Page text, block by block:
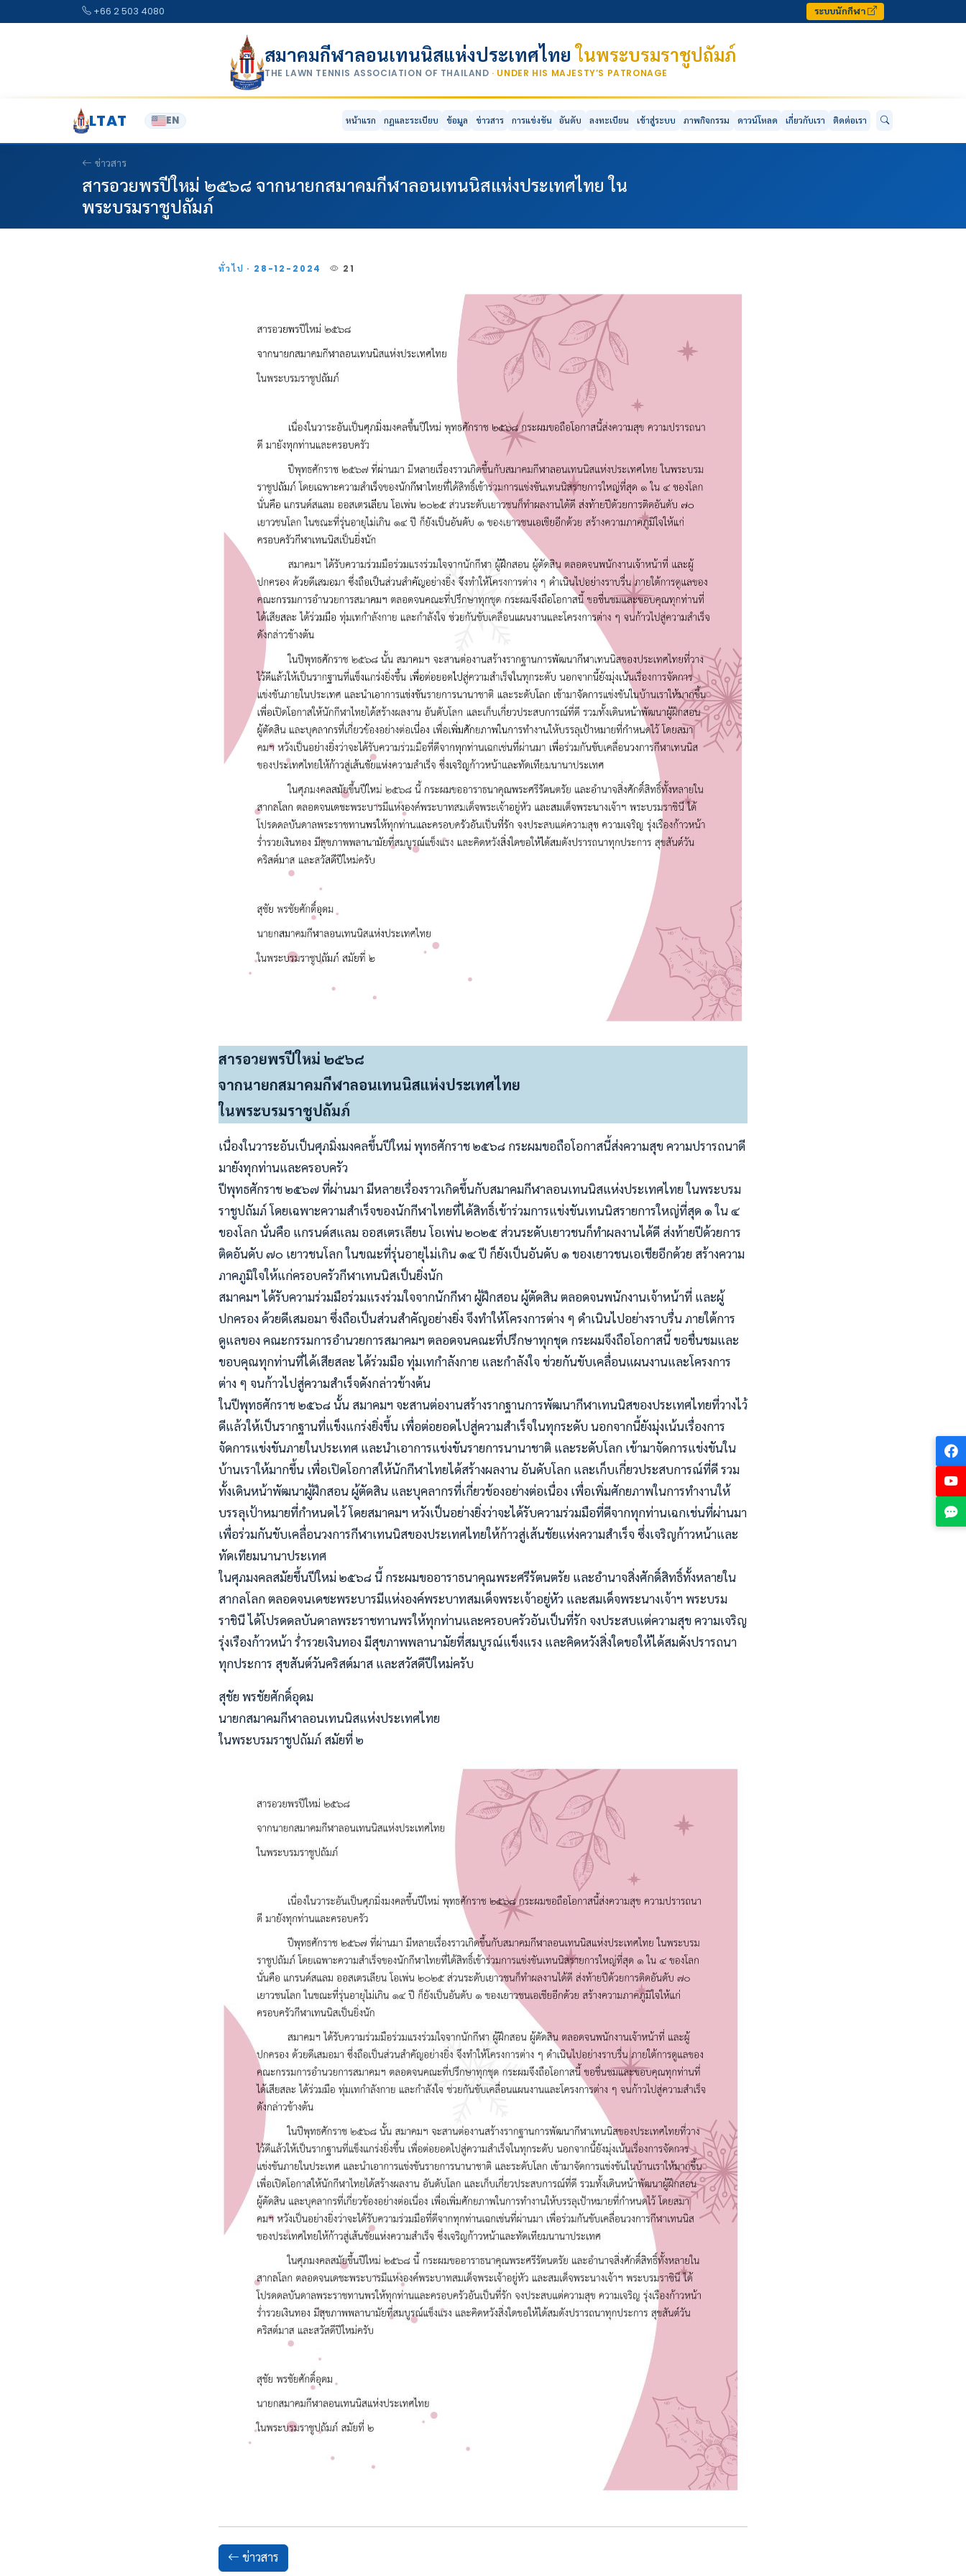
+66 2 503 4080 ระบบนักกีฬา
สมาคมกีฬาลอนเทนนิสแห่งประเทศไทยในพระบรมราชูปถัมภ์
THE LAWN TENNIS ASSOCIATION OF THAILAND · UNDER HIS MAJESTY’S PATRONAGE
LTAT EN หน้าแรก กฎและระเบียบ ข้อมูล ข่าวสาร การแข่งขัน อันดับ ลงทะเบียน เข้าสู่ระบบ ภาพกิจกรรม ดาวน์โหลด เกี่ยวกับเรา ติดต่อเรา
ข่าวสาร
สารอวยพรปีใหม่ ๒๕๖๘ จากนายกสมาคมกีฬาลอนเทนนิสแห่งประเทศไทย ใน
พระบรมราชูปถัมภ์
ทั่วไป · 28-12-2024 21
สารอวยพรปีใหม่ ๒๕๖๘
จากนายกสมาคมกีฬาลอนเทนนิสแห่งประเทศไทย
ในพระบรมราชูปถัมภ์
เนื่องในวาระอันเป็นศุภมิ่งมงคลขึ้นปีใหม่ พุทธศักราช ๒๕๖๘ กระผมขอถือโอกาสนี้ส่งความสุข ความปรารถนาดี
มายังทุกท่านและครอบครัว
ปีพุทธศักราช ๒๕๖๗ ที่ผ่านมา มีหลายเรื่องราวเกิดขึ้นกับสมาคมกีฬาลอนเทนนิสแห่งประเทศไทย ในพระบรม
ราชูปถัมภ์ โดยเฉพาะความสำเร็จของนักกีฬาไทยที่ได้สิทธิ์เข้าร่วมการแข่งขันเทนนิสรายการใหญ่ที่สุด ๑ ใน ๔
ของโลก นั่นคือ แกรนด์สแลม ออสเตรเลียน โอเพ่น ๒๐๒๕ ส่วนระดับเยาวชนก็ทำผลงานได้ดี ส่งท้ายปีด้วยการ
ติดอันดับ ๗๐ เยาวชนโลก ในขณะที่รุ่นอายุไม่เกิน ๑๔ ปี ก็ยังเป็นอันดับ ๑ ของเยาวชนเอเชียอีกด้วย สร้างความ
ภาคภูมิใจให้แก่ครอบครัวกีฬาเทนนิสเป็นยิ่งนัก
สมาคมฯ ได้รับความร่วมมือร่วมแรงร่วมใจจากนักกีฬา ผู้ฝึกสอน ผู้ตัดสิน ตลอดจนพนักงานเจ้าหน้าที่ และผู้
ปกครอง ด้วยดีเสมอมา ซึ่งถือเป็นส่วนสำคัญอย่างยิ่ง จึงทำให้โครงการต่าง ๆ ดำเนินไปอย่างราบรื่น ภายใต้การ
ดูแลของ คณะกรรมการอำนวยการสมาคมฯ ตลอดจนคณะที่ปรึกษาทุกชุด กระผมจึงถือโอกาสนี้ ขอชื่นชมและ
ขอบคุณทุกท่านที่ได้เสียสละ ได้ร่วมมือ ทุ่มเทกำลังกาย และกำลังใจ ช่วยกันขับเคลื่อนแผนงานและโครงการ
ต่าง ๆ จนก้าวไปสู่ความสำเร็จดังกล่าวข้างต้น
ในปีพุทธศักราช ๒๕๖๘ นั้น สมาคมฯ จะสานต่องานสร้างรากฐานการพัฒนากีฬาเทนนิสของประเทศไทยที่วางไว้
ดีแล้วให้เป็นรากฐานที่แข็งแกร่งยิ่งขึ้น เพื่อต่อยอดไปสู่ความสำเร็จในทุกระดับ นอกจากนี้ยังมุ่งเน้นเรื่องการ
จัดการแข่งขันภายในประเทศ และนำเอาการแข่งขันรายการนานาชาติ และระดับโลก เข้ามาจัดการแข่งขันใน
บ้านเราให้มากขึ้น เพื่อเปิดโอกาสให้นักกีฬาไทยได้สร้างผลงาน อันดับโลก และเก็บเกี่ยวประสบการณ์ที่ดี รวม
ทั้งเดินหน้าพัฒนาผู้ฝึกสอน ผู้ตัดสิน และบุคลากรที่เกี่ยวข้องอย่างต่อเนื่อง เพื่อเพิ่มศักยภาพในการทำงานให้
บรรลุเป้าหมายที่กำหนดไว้ โดยสมาคมฯ หวังเป็นอย่างยิ่งว่าจะได้รับความร่วมมือที่ดีจากทุกท่านเฉกเช่นที่ผ่านมา
เพื่อร่วมกันขับเคลื่อนวงการกีฬาเทนนิสของประเทศไทยให้ก้าวสู่เส้นชัยแห่งความสำเร็จ ซึ่งเจริญก้าวหน้าและ
ทัดเทียมนานาประเทศ
ในศุภมงคลสมัยขึ้นปีใหม่ ๒๕๖๘ นี้ กระผมขออาราธนาคุณพระศรีรัตนตรัย และอำนาจสิ่งศักดิ์สิทธิ์ทั้งหลายใน
สากลโลก ตลอดจนเดชะพระบารมีแห่งองค์พระบาทสมเด็จพระเจ้าอยู่หัว และสมเด็จพระนางเจ้าฯ พระบรม
ราชินี ได้โปรดดลบันดาลพระราชทานพรให้ทุกท่านและครอบครัวอันเป็นที่รัก จงประสบแต่ความสุข ความเจริญ
รุ่งเรืองก้าวหน้า ร่ำรวยเงินทอง มีสุขภาพพลานามัยที่สมบูรณ์แข็งแรง และคิดหวังสิ่งใดขอให้ได้สมดังปรารถนา
ทุกประการ สุขสันต์วันคริสต์มาส และสวัสดีปีใหม่ครับ
สุชัย พรชัยศักดิ์อุดม
นายกสมาคมกีฬาลอนเทนนิสแห่งประเทศไทย
ในพระบรมราชูปถัมภ์ สมัยที่ ๒
ข่าวสาร